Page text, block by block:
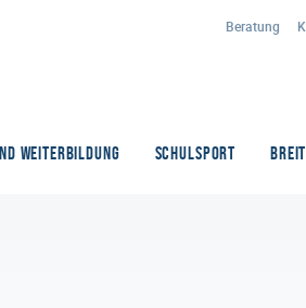
Beratung
WEITERBILDUNG SCHULSPORT